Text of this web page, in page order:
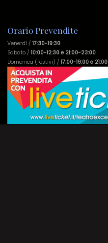
Orario Prevendite
Venerdì / 17:30-19:30
Sabato / 10:00-12:30 e 21:00-23:00
Domenica (festivi) / 17:00-19:00 e